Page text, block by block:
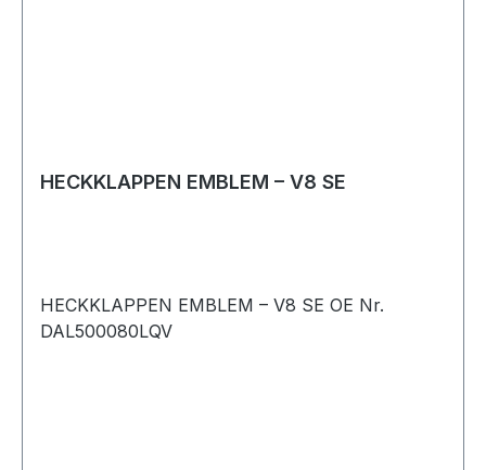
HECKKLAPPEN EMBLEM – V8 SE
HECKKLAPPEN EMBLEM – V8 SE OE Nr.
DAL500080LQV